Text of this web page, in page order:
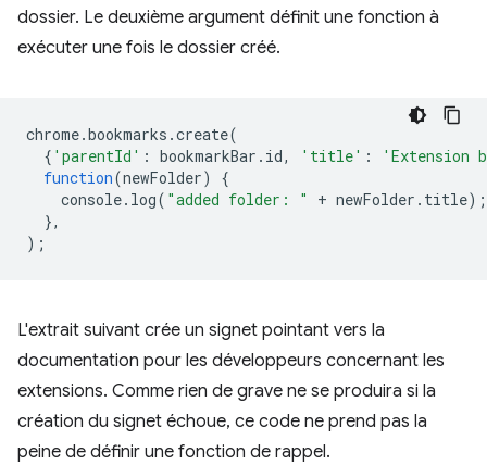
dossier. Le deuxième argument définit une fonction à
exécuter une fois le dossier créé.
chrome.bookmarks .create(
{ 'parentId' : bookmarkBar . id, 'title' :
'Extension
function(newFolder)
{
console. log( "added folder: " + newFolder . title);
},
);
L'extrait suivant crée un signet pointant vers la
documentation pour les développeurs concernant les
extensions. Comme rien de grave ne se produira si la
création du signet échoue, ce code ne prend pas la
peine de définir une fonction de rappel.